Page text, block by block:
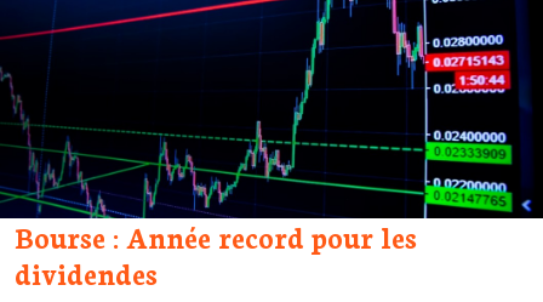
Bourse : Année record pour les
dividendes